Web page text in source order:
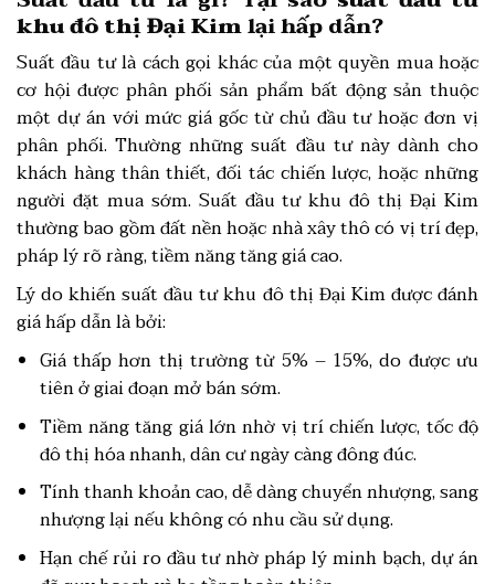
khu đô thị Đại Kimlại hấp dẫn?
Suất đầu tư là cách gọi khác của một quyền mua hoặc
cơ hội được phân phối sản phẩm bất động sản thuộc
một dự án với mức giá gốc từ chủ đầu tư hoặc đơn vị
phân phối. Thường những suất đầu tư này dành cho
khách hàng thân thiết, đối tác chiến lược, hoặc những
người đặt mua sớm. Suất đầu tư khu đô thị Đại Kim
thường bao gồm đất nền hoặc nhà xây thô có vị trí đẹp,
pháp lý rõ ràng, tiềm năng tăng giá cao.
Lý do khiến suất đầu tư khu đô thị Đại Kim được đánh
giá hấp dẫn là bởi:
Giá thấp hơn thị trường từ 5% – 15%, do được ưu
tiên ở giai đoạn mở bán sớm.
Tiềm năng tăng giá lớn nhờ vị trí chiến lược, tốc độ
đô thị hóa nhanh, dân cư ngày càng đông đúc.
Tính thanh khoản cao, dễ dàng chuyển nhượng, sang
nhượng lại nếu không có nhu cầu sử dụng.
Hạn chế rủi ro đầu tư nhờ pháp lý minh bạch, dự án